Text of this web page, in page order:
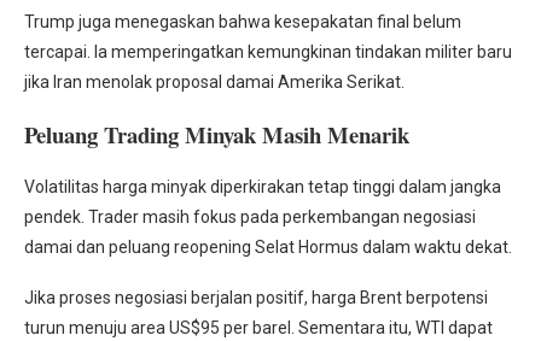
Trump juga menegaskan bahwa kesepakatan final belum
tercapai. Ia memperingatkan kemungkinan tindakan militer baru
jika Iran menolak proposal damai Amerika Serikat.
Peluang Trading Minyak Masih Menarik
Volatilitas harga minyak diperkirakan tetap tinggi dalam jangka
pendek. Trader masih fokus pada perkembangan negosiasi
damai dan peluang reopening Selat Hormus dalam waktu dekat.
Jika proses negosiasi berjalan positif, harga Brent berpotensi
turun menuju area US$95 per barel. Sementara itu, WTI dapat